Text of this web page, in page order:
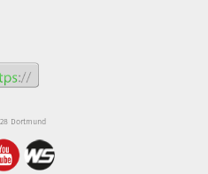
Dortmund